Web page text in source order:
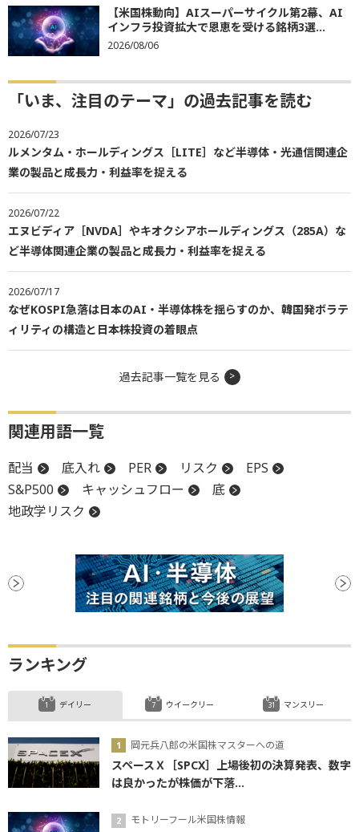
【米国株動向】AIスーパーサイクル第2幕、AI
インフラ投資拡大で恩恵を受ける銘柄3選...
2026/08/06
「いま、注目のテーマ」の過去記事を読む
2026/07/23
ルメンタム・ホールディングス［LITE］など半導体・光通信関連企
業の製品と成長力・利益率を捉える
2026/07/22
エヌビディア［NVDA］やキオクシアホールディングス（285A）な
ど半導体関連企業の製品と成長力・利益率を捉える
2026/07/17
なぜKOSPI急落は日本のAI・半導体株を揺らすのか、韓国発ボラテ
ィリティの構造と日本株投資の着眼点
過去記事一覧を見る
関連用語一覧
配当 底入れ PER リスク
EPS
S&P500
キャッシュフロー
底
地政学リスク
ランキング
デイリー
岡元兵八郎の米国株マスターへの道
スペースＸ［SPCX］上場後初の決算発表、数字
は良かったが株価が下落...
モトリーフール米国株情報
ウイークリー マンスリー